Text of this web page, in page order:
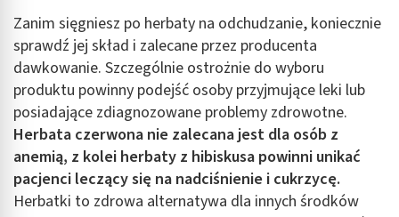
Zanim sięgniesz po herbaty na odchudzanie, koniecznie
sprawdź jej skład i zalecane przez producenta
dawkowanie. Szczególnie ostrożnie do wyboru
produktu powinny podejść osoby przyjmujące leki lub
posiadające zdiagnozowane problemy zdrowotne.
Herbata czerwona nie zalecana jest dla osób z
anemią, z kolei herbaty z hibiskusa powinni unikać
pacjenci leczący się na nadciśnienie i cukrzycę.
Herbatki to zdrowa alternatywa dla innych środków
Wykorzystanie profili do wyboru
spersonalizowanych reklam
Tworzenie profili w celu personalizacji treści
Wykorzystywanie profili w celu doboru
spersonalizowanych treści
Pomiar efektywności reklam
Pomiar efektywności treści